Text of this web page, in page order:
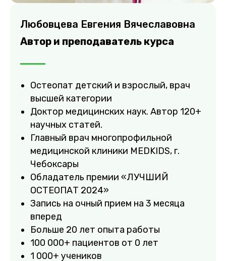
Любовцева Евгения Вячеславовна
Автор и преподаватель курса
Остеопат детский и взрослый, врач
высшей категории
Доктор медицинских наук. Автор 120+
научных статей.
Главный врач многопрофильной
медицинской клиники MEDKIDS, г.
Чебоксары
Обладатель премии «ЛУЧШИЙ
ОСТЕОПАТ 2024»
Запись на очный прием на 3 месяца
вперед
Больше 20 лет опыта работы
100 000+ пациентов от 0 лет
1 000+ учеников